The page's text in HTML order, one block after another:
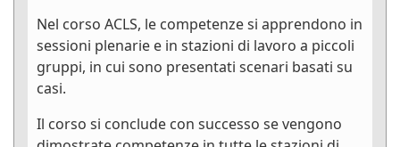
Nel corso ACLS, le competenze si apprendono in
sessioni plenarie e in stazioni di lavoro a piccoli
gruppi, in cui sono presentati scenari basati su
casi.
Il corso si conclude con successo se vengono